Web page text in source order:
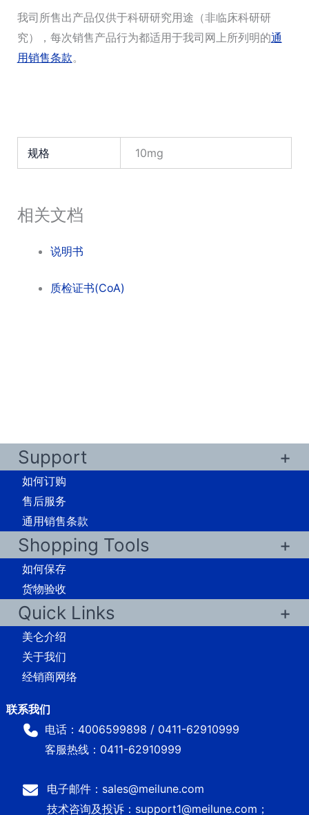
我司所售出产品仅供于科研研究用途（非临床科研研
究），每次销售产品行为都适用于我司网上所列明的通
用销售条款。
规格 10mg
相关文档
说明书
质检证书(CoA)
Support
如何订购
售后服务
通用销售条款
Shopping Tools
如何保存
货物验收
Quick Links
美仑介绍
关于我们
经销商网络
电话：4006599898 / 0411-62910999
客服热线：0411-62910999
电子邮件：sales@meilune.com
技术咨询及投诉：support1@meilune.com；